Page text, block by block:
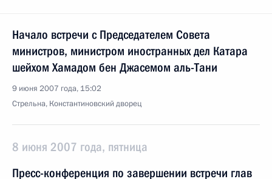
Начало встречи с Председателем Совета
министров, министром иностранных дел Катара
шейхом Хамадом бен Джасемом аль-Тани
9 июня 2007 года, 15:02
Стрельна, Константиновский дворец
8 июня 2007 года, пятница
Пресс-конференция по завершении встречи глав